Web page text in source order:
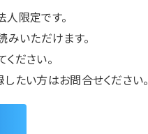
限定です。
いただけます。
ださい。
たい方はお問合せください。